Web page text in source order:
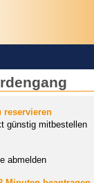
reservieren
günstig mitbestellen
abmelden